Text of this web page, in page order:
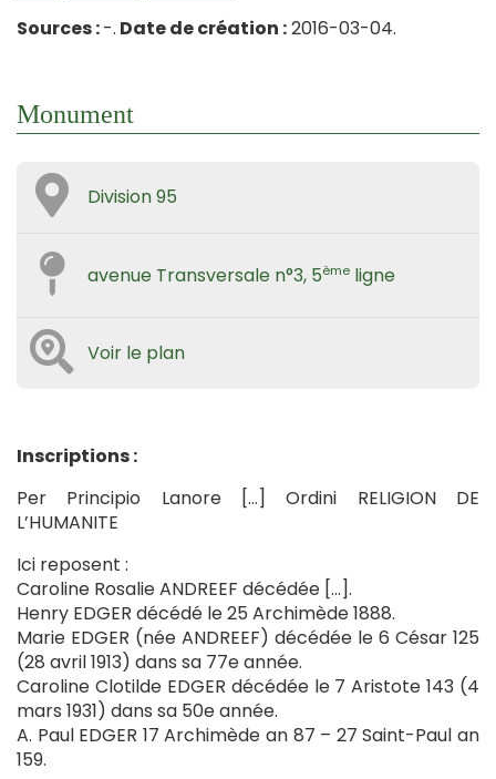
Sources :-. Date de création :2016-03-04.
Monument
Division 95
avenue Transversale n°3, 5ème ligne
Voir le plan
Inscriptions :
Per Principio Lanore […] Ordini RELIGION DE
L’HUMANITE
Ici reposent :
Caroline Rosalie ANDREEF décédée […].
Henry EDGER décédé le 25 Archimède 1888.
Marie EDGER (née ANDREEF) décédée le 6 César 125
(28 avril 1913) dans sa 77e année.
Caroline Clotilde EDGER décédée le 7 Aristote 143 (4
mars 1931) dans sa 50e année.
A. Paul EDGER 17 Archimède an 87 – 27 Saint-Paul an
159.